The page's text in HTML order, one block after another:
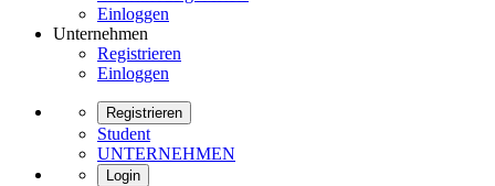
Einloggen
Unternehmen
Registrieren
Einloggen
Registrieren
Student
UNTERNEHMEN
Login